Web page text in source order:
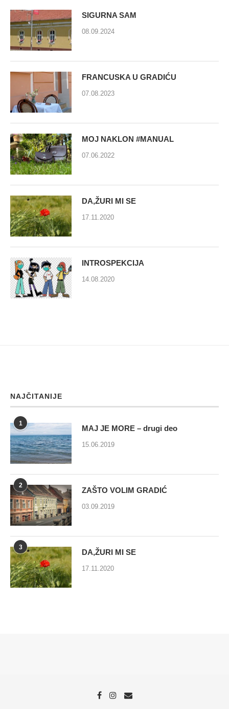
SIGURNA SAM
08.09.2024
FRANCUSKA U GRADIĆU
07.08.2023
MOJ NAKLON #MANUAL
07.06.2022
DA,ŽURI MI SE
17.11.2020
INTROSPEKCIJA
14.08.2020
NAJČITANIJE
1
MAJ JE MORE – drugi deo
15.06.2019
2
ZAŠTO VOLIM GRADIĆ
03.09.2019
3
DA,ŽURI MI SE
17.11.2020